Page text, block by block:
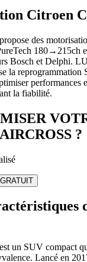
Citroen
des
180→215ch
Bosch et Delphi.
la reprogrammation
performances
la fiabilité.
?
un SUV compact
Lancé en